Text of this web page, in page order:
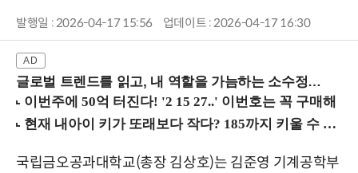
발행일 : 2026-04-17 15:56 업데이트 : 2026-04-17 16:30
글로벌 트렌드를 읽고, 내 역할을 가늠하는 소수정예 실습 워크숍 (8/28 신논현역)
국립금오공과대학교(총장 김상호)는 김준영 기계공학부